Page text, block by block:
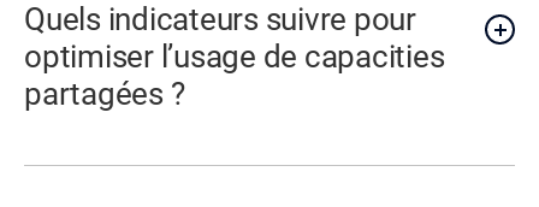
Quels indicateurs suivre pour
optimiser l’usage de capacities
partagées ?